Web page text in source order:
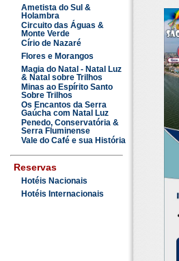
Ametista do Sul &
Holambra
Circuito das Águas &
Monte Verde
Círio de Nazaré
Flores e Morangos
Magia do Natal - Natal Luz
& Natal sobre Trilhos
Minas ao Espírito Santo
Sobre Trilhos
Os Encantos da Serra
Gaúcha com Natal Luz
Penedo, Conservatória &
Serra Fluminense
Vale do Café e sua História
Reservas
Hotéis Nacionais
Hotéis Internacionais